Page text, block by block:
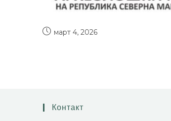
март 4, 2026
Контакт